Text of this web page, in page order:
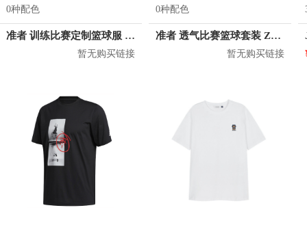
0种配色
准者 训练比赛定制篮球服 Z17110105
暂无购买链接
0种配色
准者 透气比赛篮球套装 Z118210177
暂无购买链接